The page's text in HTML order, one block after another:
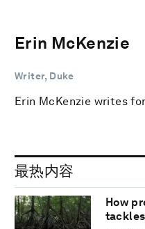
Erin McKenzie
Writer, Duke
Erin McKenzie writes
最热内容
How